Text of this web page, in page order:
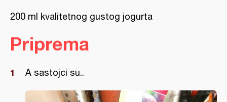
200 ml kvalitetnog gustog jogurta
Priprema
A sastojci su..